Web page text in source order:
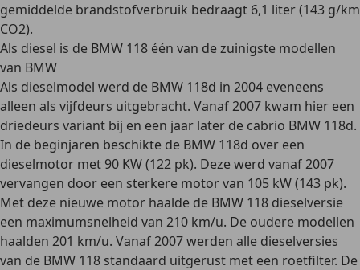
gemiddelde brandstofverbruik bedraagt 6,1 liter (143 g/km
CO2).
Als diesel is de BMW 118 één van de zuinigste modellen
van BMW
Als dieselmodel werd de BMW 118d in 2004 eveneens
alleen als vijfdeurs uitgebracht. Vanaf 2007 kwam hier een
driedeurs variant bij en een jaar later de cabrio BMW 118d.
In de beginjaren beschikte de BMW 118d over een
dieselmotor met 90 KW (122 pk). Deze werd vanaf 2007
vervangen door een sterkere motor van 105 kW (143 pk).
Met deze nieuwe motor haalde de BMW 118 dieselversie
een maximumsnelheid van 210 km/u. De oudere modellen
haalden 201 km/u. Vanaf 2007 werden alle dieselversies
van de BMW 118 standaard uitgerust met een roetfilter. De